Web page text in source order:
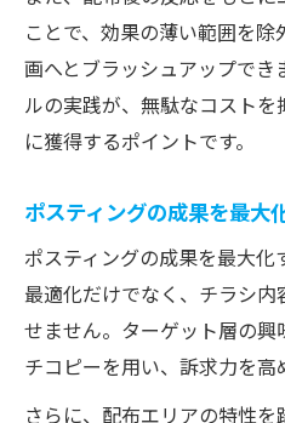
ことで、効果の薄い範囲を
画へとブラッシュアップでき
ルの実践が、無駄なコスト
に獲得するポイントです。
ポスティングの成果を最大
ポスティングの成果を最大
最適化だけでなく、チラシ
せません。ターゲット層の
チコピーを用い、訴求力を高
さらに、配布エリアの特性